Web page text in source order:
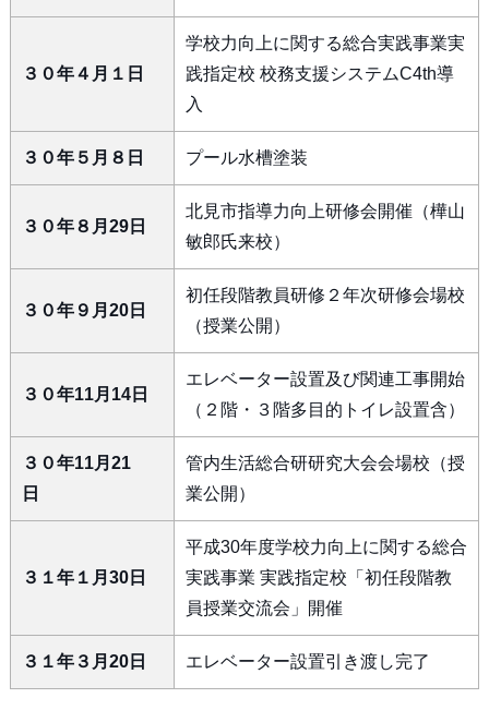
３０年４月１日
学校力向上に関する総合実践事業実
践指定校 校務支援システムC4th導
入
３０年５月８日 プール水槽塗装
３０年８月29日
北見市指導力向上研修会開催（樺山
敏郎氏来校）
３０年９月20日
初任段階教員研修２年次研修会場校
（授業公開）
３０年11月14日
エレベーター設置及び関連工事開始
（２階・３階多目的トイレ設置含）
３０年11月21
日
管内生活総合研研究大会会場校（授
業公開）
３１年１月30日
平成30年度学校力向上に関する総合
実践事業 実践指定校「初任段階教
員授業交流会」開催
３１年３月20日 エレベーター設置引き渡し完了